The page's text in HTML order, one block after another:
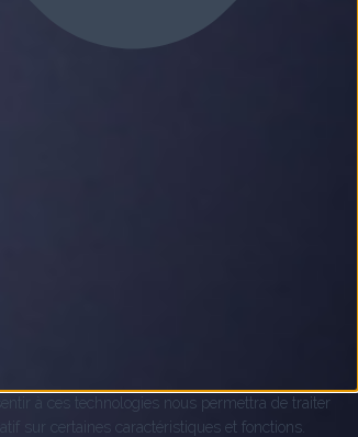
à ces technologies nous permettra de traiter
sur certaines caractéristiques et fonctions.